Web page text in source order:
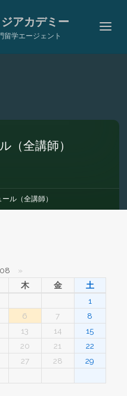
アカデミー
留学エージェント
（全講師）
ル（全講師）
»
木 金
土
1
6 7
8
13 14
15
20 21
22
27 28
29